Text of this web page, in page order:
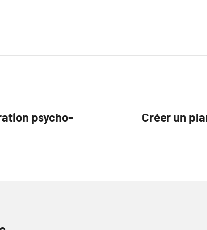
psycho-
Créer un